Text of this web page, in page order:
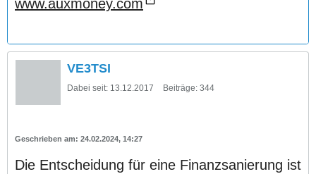
www.auxmoney.com
VE3TSI
Dabei seit: 13.12.2017 Beiträge: 344
24.02.2024, 14:27
Die Entscheidung für eine Finanzsanierung ist